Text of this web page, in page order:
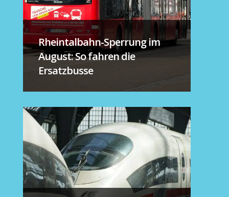
Rheintalbahn-Sperrung im
August: So fahren die
Ersatzbusse